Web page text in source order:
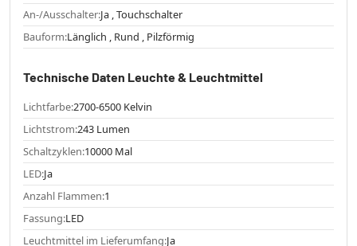
An-/Ausschalter:Ja , Touchschalter
Bauform:Länglich , Rund , Pilzförmig
Technische Daten Leuchte & Leuchtmittel
Lichtfarbe:2700-6500 Kelvin
Lichtstrom:243 Lumen
Schaltzyklen:10000 Mal
LED:Ja
Anzahl Flammen:1
Fassung:LED
Leuchtmittel im Lieferumfang:Ja